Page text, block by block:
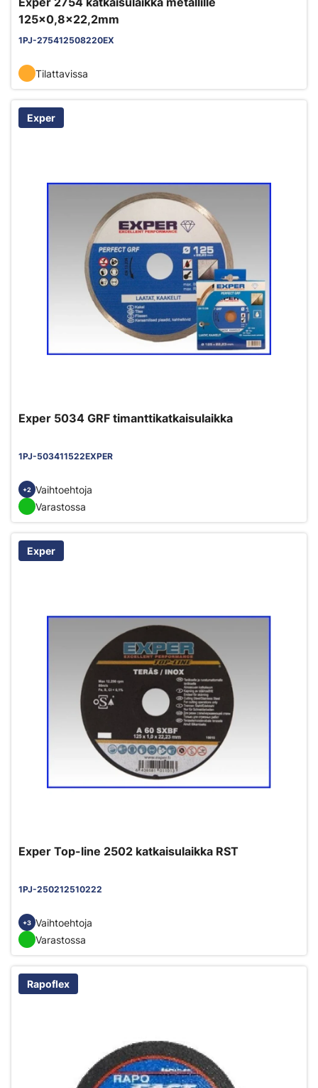
125x0,8x22,2mm
1PJ-275412508220EX
Tilattavissa
Exper
Exper 5034 GRF timanttikatkaisulaikka
1PJ-503411522EXPER
+2
Vaihtoehtoja
Varastossa
Exper
Exper Top-line 2502 katkaisulaikka RST
1PJ-250212510222
+3 Vaihtoehtoja
Varastossa
Rapoflex